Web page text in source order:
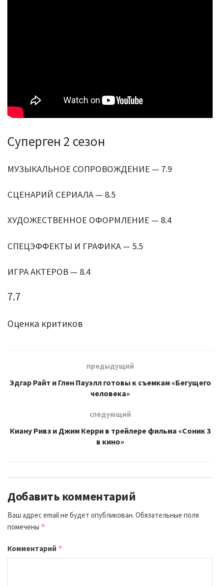
Суперген 2 сезон
МУЗЫКАЛЬНОЕ СОПРОВОЖДЕНИЕ — 7.9
СЦЕНАРИЙ СЕРИАЛА — 8.5
ХУДОЖЕСТВЕННОЕ ОФОРМЛЕНИЕ — 8.4
СПЕЦЭФФЕКТЫ И ГРАФИКА — 5.5
ИГРА АКТЕРОВ — 8.4
7.7
Оценка критиков
предыдущий
Эдгар Райт и Глен Пауэлл готовы к съемкам «Бегущего
человека»
следующий
Киану Ривз и Джим Керри в трейлере фильма «Соник 3
в кино»
Добавить комментарий
Ваш адрес email не будет опубликован. Обязательные поля
помечены *
Комментарий *